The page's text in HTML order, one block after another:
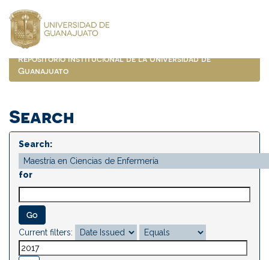
navigation
Repositorio Institucional de la Universidad de
Guanajuato
Search
Search:
for
Current filters: